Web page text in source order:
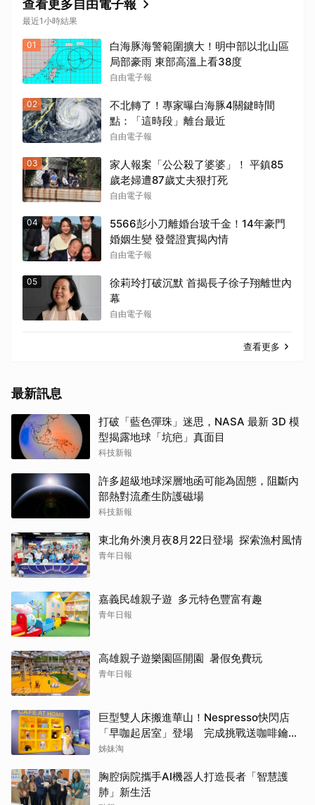
查看更多自由電子報
最近1小時結果
01
白海豚海警範圍擴大！明中部以北山區
局部豪雨 東部高溫上看38度
自由電子報
02
不北轉了！專家曝白海豚4關鍵時間
點：「這時段」離台最近
自由電子報
03
家人報案「公公殺了婆婆」！ 平鎮85
歲老婦遭87歲丈夫狠打死
自由電子報
04
5566彭小刀離婚台玻千金！14年豪門
婚姻生變 發聲證實揭內情
自由電子報
05
徐莉玲打破沉默 首揭長子徐子翔離世內
幕
自由電子報
查看更多
最新訊息
打破「藍色彈珠」迷思，NASA 最新 3D 模
型揭露地球「坑疤」真面目
科技新報
許多超級地球深層地函可能為固態，阻斷內
部熱對流產生防護磁場
科技新報
東北角外澳月夜8月22日登場 探索漁村風情
青年日報
嘉義民雄親子遊 多元特色豐富有趣
青年日報
高雄親子遊樂園區開園 暑假免費玩
青年日報
巨型雙人床搬進華山！Nespresso快閃店
「早咖起居室」登場 完成挑戰送咖啡鑰匙
圈
姊妹淘
胸腔病院攜手AI機器人打造長者「智慧護
肺」新生活